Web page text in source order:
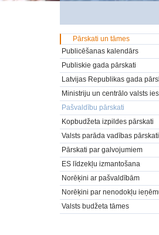
Pārskati un tāmes
Publicēšanas kalendārs
Publiskie gada pārskati
Latvijas Republikas gada
Ministriju un centrālo valsts
Pašvaldību pārskati
Kopbudžeta izpildes pārskati
Valsts parāda vadības pārskati
Pārskati par galvojumiem
ES līdzekļu izmantošana
Norēķini ar pašvaldībām
Norēķini par nenodokļu
Valsts budžeta tāmes